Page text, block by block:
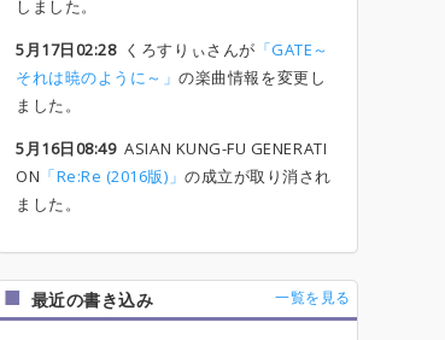
しました。
5月17日02:28くろすりぃさんが 「GATE～
それは暁のように～」の楽曲情報を変更し
ました。
5月16日08:49ASIAN KUNG-FU GENERATI
ON 「Re:Re (2016版)」の成立が取り消され
ました。
最近の書き込み 一覧を見る